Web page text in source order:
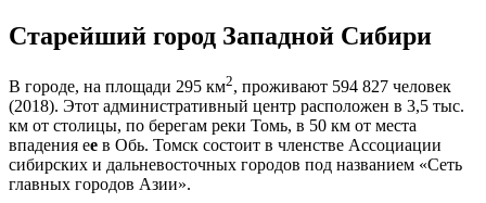
Старейший город Западной Сибири
В городе, на площади 295 км2, проживают 594 827 человек
(2018). Этот административный центр расположен в 3,5 тыс.
км от столицы, по берегам реки Томь, в 50 км от места
впадения ее в Обь. Томск состоит в членстве Ассоциации
сибирских и дальневосточных городов под названием «Сеть
главных городов Азии».